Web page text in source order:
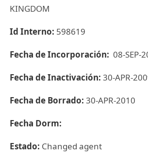
KINGDOM
Id Interno: 598619
Fecha de Incorporación: 08-SEP-
Fecha de Inactivación: 30-APR-
Fecha de Borrado: 30-APR-2010
Fecha Dorm:
Estado: Changed agent